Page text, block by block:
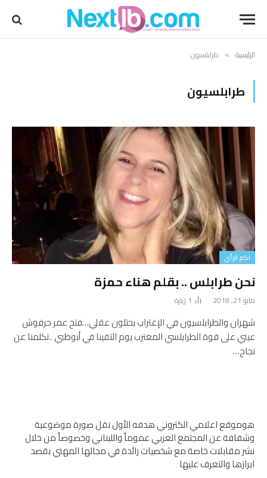
الرئيسية » طرابلسيون
طرابلسيون
لكم الرأي
نحن طرابلس .. بقلم هناء حمزة
مايو 21, 2018 1 زيارة
شهران والطرابلسيون في الإغتراب يحتلون عقلي…فتح عمر حرفوش
عيني على قوة الطرابلسي المغترب يوم التقينا في أبوظبي ..تكلمنا عن
نجاح…
هوموقع اعلامي الكتروني هدفه الأول نقل صورة موضوعية
وشفافة عن المجتمع العربي عموماً واللبناني وخصوصاً من خلال
نشر مقابلات خاصة مع شخصيات رائدة في مجالها المهني بقصد
ابرازها والتعرف عليها